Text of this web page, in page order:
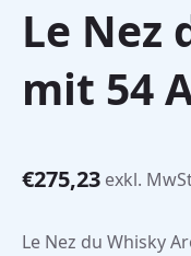
Le Nez
mit 54
€275,23 exkl.
Le Nez du Whisky